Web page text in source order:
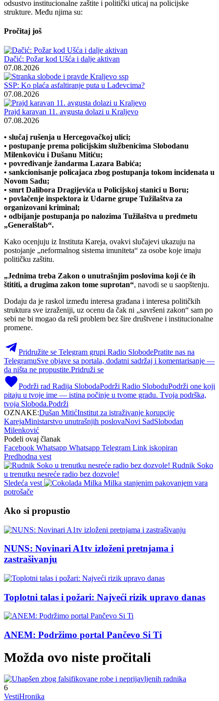
odsustvo institucionalne zaštite i politički uticaj na policijske
strukture. Među njima su:
Pročitaj još
Dačić: Požar kod Ušća i dalje aktivan
07.08.2026
SSP: Ko plaća asfaltiranje puta u Lađevcima?
07.08.2026
Prajd karavan 11. avgusta dolazi u Kraljevo
07.08.2026
• slučaj rušenja u Hercegovačkoj ulici;
• postupanje prema policijskim službenicima Slobodanu
Milenkoviću i Dušanu Mitiću;
• povređivanje žandarma Lazara Babića;
• sankcionisanje policajaca zbog postupanja tokom incidenata u
Novom Sadu;
• smrt Dalibora Dragijevića u Policijskoj stanici u Boru;
• povlačenje inspektora iz Udarne grupe Tužilaštva za
organizovani kriminal;
• odbijanje postupanja po nalozima Tužilaštva u predmetu
„Generalštab“.
Kako ocenjuju iz Instituta Kareja, ovakvi slučajevi ukazuju na
postojanje „neformalnog sistema imuniteta“ za osobe koje imaju
političku zaštitu.
„Jednima treba Zakon o unutrašnjim poslovima koji će ih
štititi, a drugima zakon tome suprotan“, navodi se u saopštenju.
Dodaju da je raskol između interesa građana i interesa političkih
struktura sve izraženiji, uz ocenu da čak ni „savršeni zakon“ sam po
sebi ne bi mogao da reši problem bez šire društvene i institucionalne
promene.
Pridružite se Telegram grupi Radio SlobodePratite nas na
TelegramuSve objave sa portala, dodatni sadržaj i komentarisanje —
da ništa ne propustite.Pridruži se
Podrži rad Radija SlobodaPodrži Radio SloboduPodrži one koji
pitaju u tvoje ime — istina počinje u tvome gradu. Tvoja podrška,
tvoja Sloboda.Podrži
OZNAKE:Dušan MitićInstitut za istraživanje korupcije
KarejaMinistarstvo unutrašnjih poslovaNovi SadSlobodan
Milenković
Podeli ovaj članak
Facebook Whatsapp Whatsapp Telegram Link iskopiran
Predhodna vest
Rudnik Soko
u trenutku nesreće radio bez dozvole!
Sledeća vest
Milka stanjenim pakovanjem vara
potrošače
Ako si propustio
NUNS: Novinari A1tv izloženi pretnjama i
zastrašivanju
Toplotni talas i požari: Najveći rizik upravo danas
ANEM: Podržimo portal Pančevo Si Ti
Možda ovo niste pročitali
6
VestiHronika